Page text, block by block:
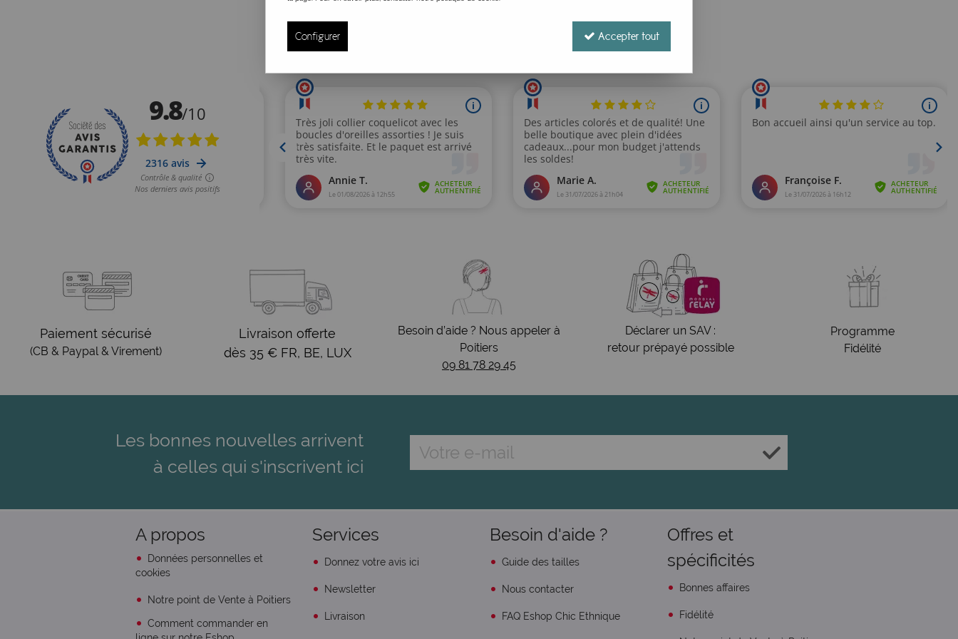
donnent de l’élégance à vos tenues. La marque allemande propose une mode aux multiples facettes dont on adore le style original et coloré… Tout cela inclut un grand confort et
La marque veille également à ce que les fabricants (en Inde et au Népal) travaillent dans des conditions équitables et respectueuses, de quoi rendre votre robe encore plus belle…
Paiement sécurisé
(CB & Paypal & Virement)
Livraison offerte
dès 35 € FR, BE, LUX
Besoin d’aide ? Nous appeler à
Poitiers
09 81 78 29 45
Déclarer un SAV :
retour prépayé possible
Programme
Fidélité
Les bonnes nouvelles arrivent
à celles qui s'inscrivent ici
A propos
Données personnelles et
cookies
Notre point de Vente à Poitiers
Comment commander en
Services
Donnez votre avis ici
Newsletter
Livraison
Besoin d'aide ?
Guide des tailles
Nous contacter
FAQ Eshop Chic Ethnique
Offres et
spécificités
Bonnes affaires
Fidélité
Configurer Accepter tout